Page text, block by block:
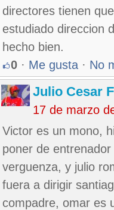
directores tienen
estudiado direccion
hecho bien.
0 · Me gusta · No
Julio Cesar
17 de marzo
Victor es un mono,
poner de
verguenza, y julio
fuera a dirigir
compadre, omar es